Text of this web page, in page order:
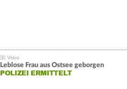
Leblose Frau aus Ostsee geborgen
POLIZEI ERMITTELT